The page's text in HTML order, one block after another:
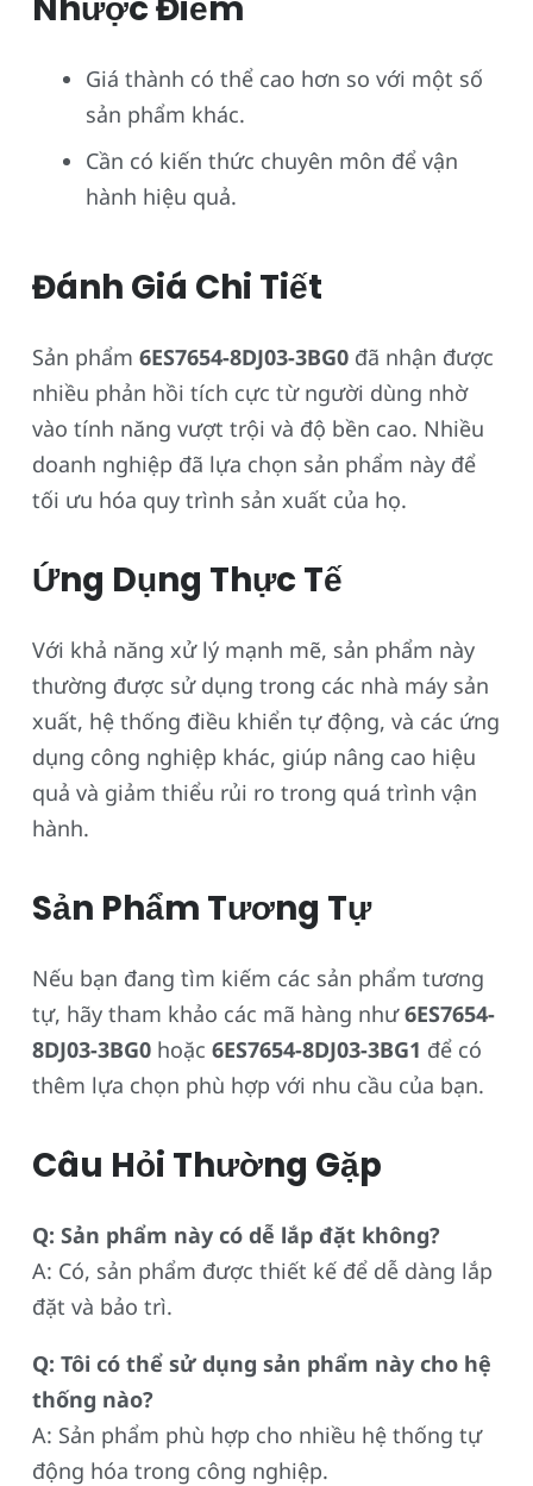
Giá thành có thể cao hơn so với một số
sản phẩm khác.
Cần có kiến thức chuyên môn để vận
hành hiệu quả.
Đánh Giá Chi Tiết
Sản phẩm 6ES7654-8DJ03-3BG0 đã nhận được
nhiều phản hồi tích cực từ người dùng nhờ
vào tính năng vượt trội và độ bền cao. Nhiều
doanh nghiệp đã lựa chọn sản phẩm này để
tối ưu hóa quy trình sản xuất của họ.
Ứng Dụng Thực Tế
Với khả năng xử lý mạnh mẽ, sản phẩm này
thường được sử dụng trong các nhà máy sản
xuất, hệ thống điều khiển tự động, và các ứng
dụng công nghiệp khác, giúp nâng cao hiệu
quả và giảm thiểu rủi ro trong quá trình vận
hành.
Sản Phẩm Tương Tự
Nếu bạn đang tìm kiếm các sản phẩm tương
tự, hãy tham khảo các mã hàng như6ES7654-
8DJ03-3BG0 hoặc 6ES7654-8DJ03-3BG1 để có
thêm lựa chọn phù hợp với nhu cầu của bạn.
Câu Hỏi Thường Gặp
Q: Sản phẩm này có dễ lắp đặt không?
A: Có, sản phẩm được thiết kế để dễ dàng lắp
đặt và bảo trì.
Q: Tôi có thể sử dụng sản phẩm này cho hệ
thống nào?
A: Sản phẩm phù hợp cho nhiều hệ thống tự
động hóa trong công nghiệp.